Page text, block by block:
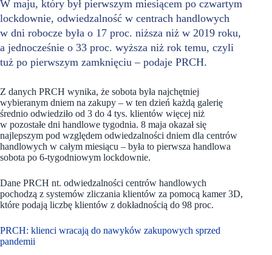
W maju, który był pierwszym miesiącem po czwartym
lockdownie, odwiedzalność w centrach handlowych
w dni robocze była o 17 proc. niższa niż w 2019 roku,
a jednocześnie o 33 proc. wyższa niż rok temu, czyli
tuż po pierwszym zamknięciu – podaje PRCH.
Z danych PRCH wynika, że sobota była najchętniej
wybieranym dniem na zakupy – w ten dzień każdą galerię
średnio odwiedziło od 3 do 4 tys. klientów więcej niż
w pozostałe dni handlowe tygodnia. 8 maja okazał się
najlepszym pod względem odwiedzalności dniem dla centrów
handlowych w całym miesiącu – była to pierwsza handlowa
sobota po 6-tygodniowym lockdownie.
Dane PRCH nt. odwiedzalności centrów handlowych
pochodzą z systemów zliczania klientów za pomocą kamer 3D,
które podają liczbę klientów z dokładnością do 98 proc.
PRCH: klienci wracają do nawyków zakupowych sprzed
pandemii